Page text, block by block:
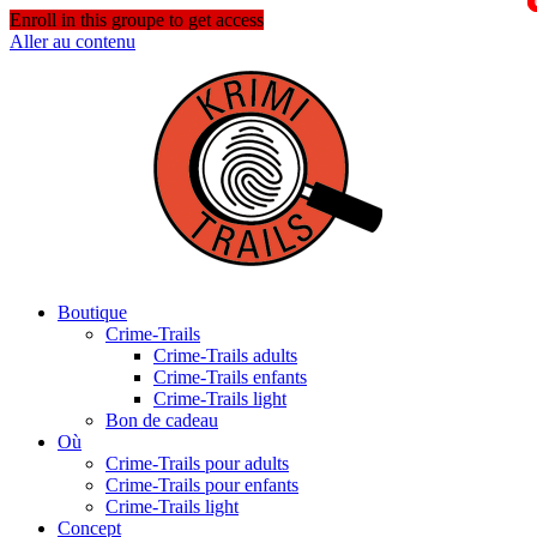
Enroll in this groupe to get access
Aller au contenu
Boutique
Crime-Trails
Crime-Trails adults
Crime-Trails enfants
Crime-Trails light
Bon de cadeau
Où
Crime-Trails pour adults
Crime-Trails pour enfants
Crime-Trails light
Concept